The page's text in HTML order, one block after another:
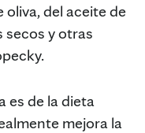
del aceite de
secos y otras
es de la dieta
mejora la